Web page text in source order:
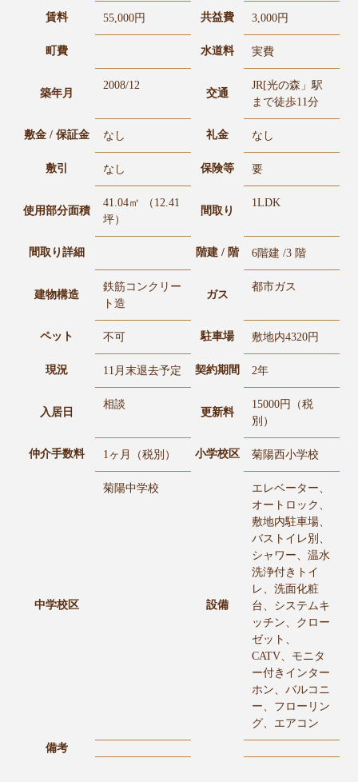
賃料 55,000円 共益費 3,000円
町費 水道料 実費
築年月
2008/12
交通
JR[光の森」駅
まで徒歩11分
敷金 / 保証金 なし 礼金 なし
敷引 なし 保険等 要
使用部分面積
41.04㎡ （12.41
坪）
間取り
1LDK
間取り詳細 階建 / 階 6階建 /3 階
建物構造
鉄筋コンクリー
ト造
ガス
都市ガス
ペット 不可 駐車場 敷地内4320円
現況 11月末退去予定 契約期間 2年
入居日
相談
更新料
15000円（税
別）
仲介手数料 1ヶ月（税別） 小学校区 菊陽西小学校
中学校区
菊陽中学校
設備
エレベーター、
オートロック、
敷地内駐車場、
バストイレ別、
シャワー、温水
洗浄付きトイ
レ、洗面化粧
台、システムキ
ッチン、クロー
ゼット、
CATV、モニタ
ー付きインター
ホン、バルコニ
ー、フローリン
グ、エアコン
備考